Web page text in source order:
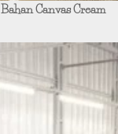
Bahan Canvas Cream